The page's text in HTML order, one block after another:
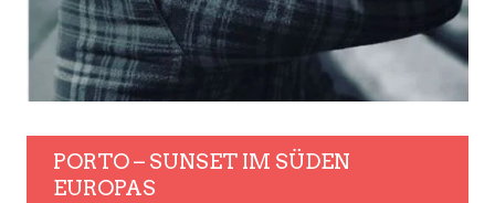
PORTO – SUNSET IM SÜDEN
EUROPAS